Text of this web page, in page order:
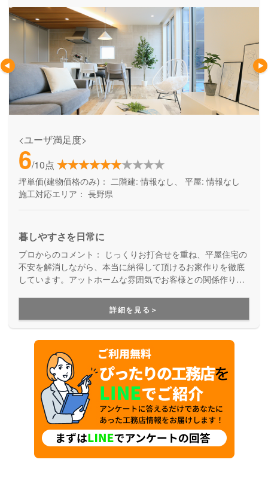
<ユーザ満足度>
6/10点
坪単価(建物価格のみ)： 二階建: 情報なし、 平屋: 情報なし
施工対応エリア： 長野県
暮しやすさを日常に
プロからのコメント：
じっくりお打合せを重ね、平屋住宅の
不安を解消しながら、本当に納得して頂けるお家作りを徹底
しています。アットホームな雰囲気でお客様との関係作りを
社員として入社してくれることもあるそうです。明治43年の
創業から続く材木屋としての視点から材料にこだわりを持
ち、その材料を最大限に活かす技術も持っています。お家作
りにおいていろいろな意味での「安心感」を与えてくれる会
社です。
詳細を見る＞